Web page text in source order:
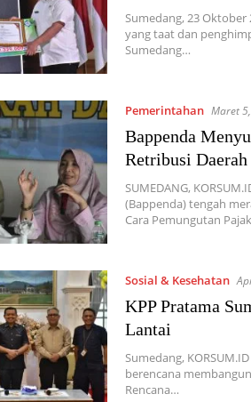
Sumedang, 23 Oktober
yang taat dan
Sumedang…
Pemerintahan Maret
Bappenda
Retribusi Daerah
SUMEDANG,
(Bappenda) tengah
Cara Pemungutan
Sosial & Kesehatan
KPP Pratama
Lantai
Sumedang,
berencana
Rencana…